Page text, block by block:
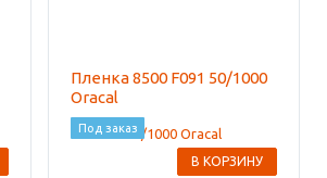
Пленка 8500 F091 50/1000
Oracal
Под заказ
В КОРЗИНУ